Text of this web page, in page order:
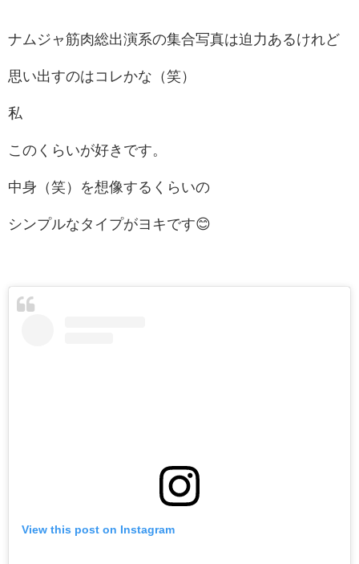
ナムジャ筋肉総出演系の集合写真は迫力あるけれど
思い出すのはコレかな（笑）
私
このくらいが好きです。
中身（笑）を想像するくらいの
シンプルなタイプがヨキです😊
View this post on Instagram